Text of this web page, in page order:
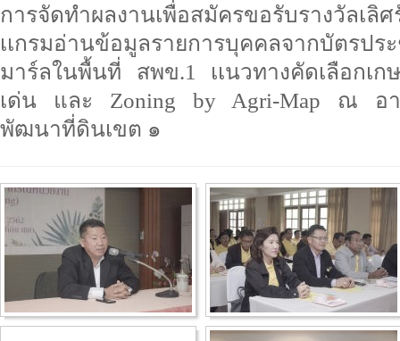
การจัดทำผลงานเพื่อสมัครขอรับรางวัลเ
เเกรมอ่านข้อมูลรายการบุคคลจากบัต
มาร์ลในพื้นที่ สพข.1 เเนวทางคัดเลือกเก
เด่น และ Zoning by Agri-Map ณ อา
พัฒนาที่ดินเขต ๑